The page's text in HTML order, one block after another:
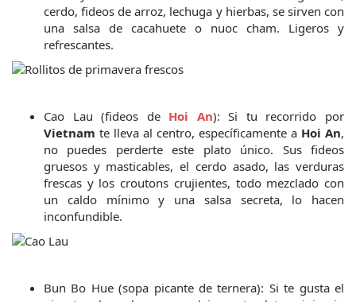
cerdo, fideos de arroz, lechuga y hierbas, se sirven con
una salsa de cacahuete o nuoc cham. Ligeros y
refrescantes.
Cao Lau (fideos de Hoi An
Vietnam te lleva al centro, específicamente a Hoi An,
no puedes perderte este plato único. Sus fideos
gruesos y masticables, el cerdo asado, las verduras
frescas y los croutons crujientes, todo mezclado con
un caldo mínimo y una salsa secreta, lo hacen
inconfundible.
Bun Bo Hue (sopa picante de ternera): Si te gusta el